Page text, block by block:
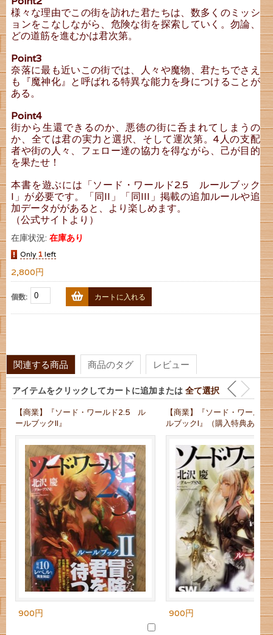
様々な理由でこの街を訪れた君たちは、数多くのミッシ
ョンをこなしながら、危険な街を探索していく。勿論、
どの道筋を進むかは君次第。
Point3
奈落に最も近いこの街では、人々や魔物、君たちでさえ
も『魔神化』と呼ばれる特異な能力を身につけることが
ある。
Point4
街から生還できるのか、悪徳の街に呑まれてしまうの
か、全ては君の実力と選択、そして運次第。4人の支配
者や街の人々、フェロー達の協力を得ながら、己が目的
を果たせ！
本書を遊ぶには「ソード・ワールド2.5 ルールブック
I」が必要です。「同II」「同III」掲載の追加ルールや追
加データががあると、より楽しめます。
（公式サイトより）
在庫状況:在庫あり
Only 1 left
2,800円
個数: カートに入れる
関連する商品 商品のタグ レビュー
アイテムをクリックしてカートに追加または 全て選択
【商業】『ソード・ワールド2.5 ル
ールブックII』
900円
【商業】『ソード・ワールド
ルブックI』（購入特典あり）
900円